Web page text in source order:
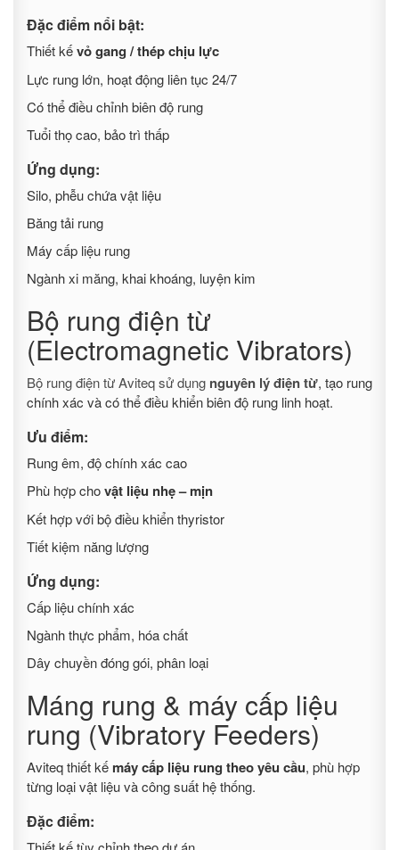
Đặc điểm nổi bật:
Thiết kếvỏ gang / thép chịu lực
Lực rung lớn, hoạt động liên tục 24/7
Có thể điều chỉnh biên độ rung
Tuổi thọ cao, bảo trì thấp
Ứng dụng:
Silo, phễu chứa vật liệu
Băng tải rung
Máy cấp liệu rung
Ngành xi măng, khai khoáng, luyện kim
Bộ rung điện từ
(Electromagnetic Vibrators)
Bộ rung điện từ Aviteq sử dụng nguyên lý điện từ, tạo rung
chính xác và có thể điều khiển biên độ rung linh hoạt.
Ưu điểm:
Rung êm, độ chính xác cao
Phù hợp chovật liệu nhẹ – mịn
Kết hợp với bộ điều khiển thyristor
Tiết kiệm năng lượng
Ứng dụng:
Cấp liệu chính xác
Ngành thực phẩm, hóa chất
Dây chuyền đóng gói, phân loại
Máng rung & máy cấp liệu
rung (Vibratory Feeders)
Aviteq thiết kế máy cấp liệu rung theo yêu cầu, phù hợp
từng loại vật liệu và công suất hệ thống.
Đặc điểm: